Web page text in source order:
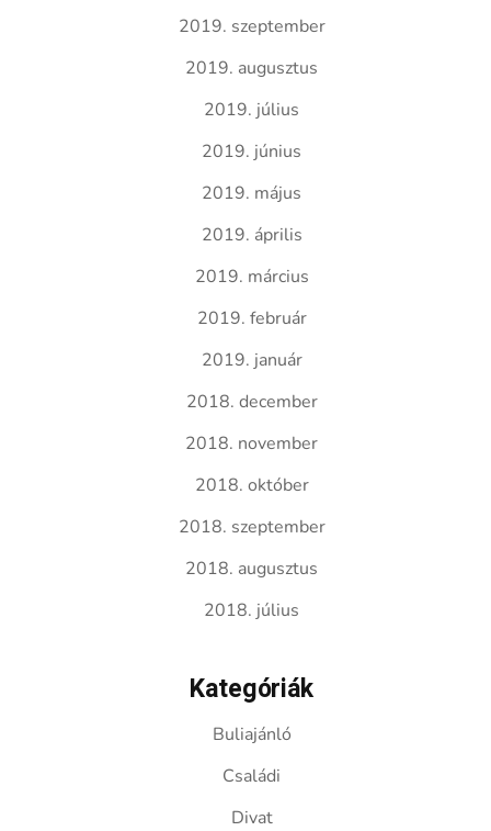
2019. szeptember
2019. augusztus
2019. július
2019. június
2019. május
2019. április
2019. március
2019. február
2019. január
2018. december
2018. november
2018. október
2018. szeptember
2018. augusztus
2018. július
Kategóriák
Buliajánló
Családi
Divat